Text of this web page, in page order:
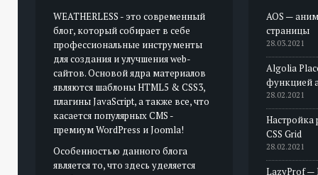
WEATHERLESS - это современный
блог, который собирает в себе
профессиональные инструменты
для создания и улучшения web-
сайтов. Основой ядра материалов
являются шаблоны HTML5 & CSS3,
плагины JavaScript, а также все, что
касается популярных CMS -
премиум WordPress и Joomla!
Особенностью данного блога
является то, что здесь уделяется
AOS —
страницы
28.03.2021
Algolia
функцией
28.02.2021
Настройка
CSS Grid
28.02.2021
LazyProf —